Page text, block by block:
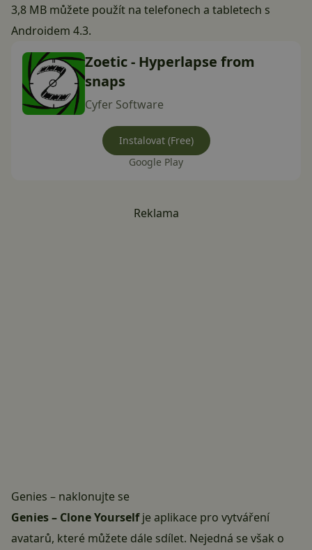
3,8 MB můžete použít na telefonech a tabletech s
Androidem 4.3.
Zoetic - Hyperlapse from
snaps
Cyfer Software
Instalovat (Free)
Google Play
Reklama
Genies – naklonujte se
Genies – Clone Yourselfje aplikace pro vytváření
avatarů, které můžete dále sdílet. Nejedná se však o